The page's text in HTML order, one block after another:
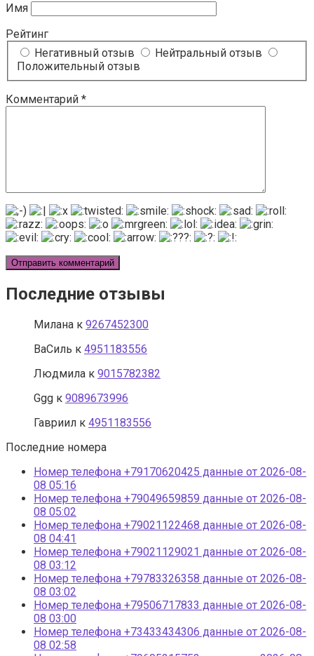
Имя
Рейтинг
Негативный отзыв
Нейтральный отзыв
Положительный отзыв
Комментарий *
Последние отзывы
Милана к 9267452300
ВаСиль к 4951183556
Людмила к 9015782382
Ggg к 9089673996
Гавриил к 4951183556
Последние номера
Номер телефона +79170620425 данные от 2026-08-
08 05:16
Номер телефона +79049659859 данные от 2026-08-
08 05:02
Номер телефона +79021122468 данные от 2026-08-
08 04:41
Номер телефона +79021129021 данные от 2026-08-
08 03:12
Номер телефона +79783326358 данные от 2026-08-
08 03:02
Номер телефона +79506717833 данные от 2026-08-
08 03:00
Номер телефона +73433434306 данные от 2026-08-
08 02:58